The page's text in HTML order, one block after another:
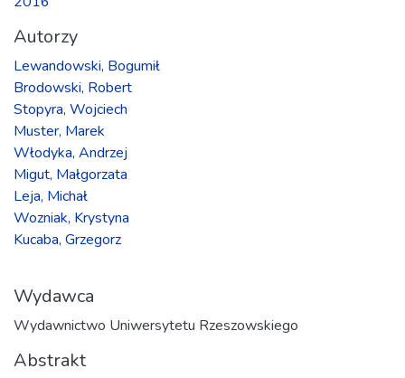
Autorzy
Lewandowski, Bogumił
Brodowski, Robert
Stopyra, Wojciech
Muster, Marek
Włodyka, Andrzej
Migut, Małgorzata
Leja, Michał
Wozniak, Krystyna
Kucaba, Grzegorz
Wydawca
Wydawnictwo Uniwersytetu Rzeszowskiego
Abstrakt